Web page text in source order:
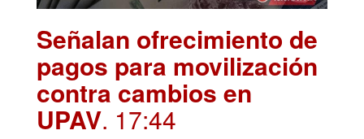
Señalan ofrecimiento de
pagos para movilización
contra cambios en
UPAV. 17:44